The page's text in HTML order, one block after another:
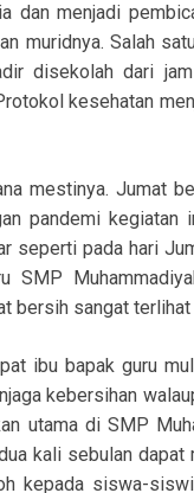
dan menjadi
muridnya. Salah
disekolah dari
kesehatan
mestinya. Jumat
pandemi kegiatan
seperti pada hari
SMP
bersih sangat
ibu bapak guru
kebersihan
utama di SMP
kali sebulan dapat
kepada siswa-